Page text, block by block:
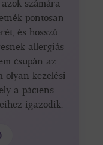
számára
pontosan
és hosszú
allergiás
csupán az
olyan kezelési
a páciens
igazodik.